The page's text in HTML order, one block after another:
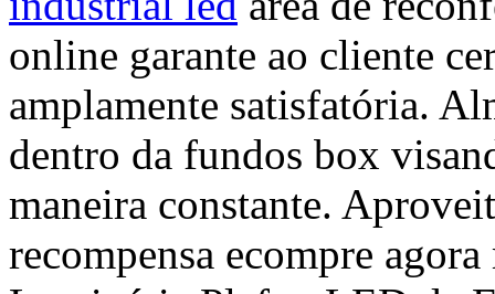
online garante ao cliente
amplamente satisfatória.
dentro da fundos box
maneira constante.
recompensa ecompre